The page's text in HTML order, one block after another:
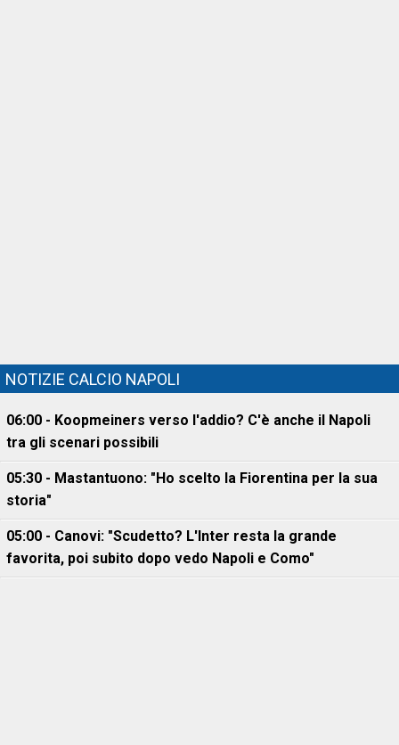
NOTIZIE CALCIO NAPOLI
06:00 - Koopmeiners verso l'addio? C'è anche il Napoli
tra gli scenari possibili
05:30 - Mastantuono: "Ho scelto la Fiorentina per la sua
storia"
05:00 - Canovi: "Scudetto? L'Inter resta la grande
favorita, poi subito dopo vedo Napoli e Como"